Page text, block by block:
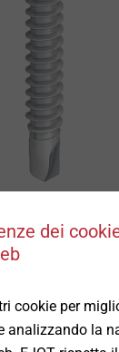
dei
cookie per
analizzando la